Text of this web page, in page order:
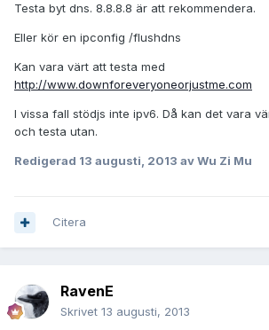
Testa byt dns. 8.8.8.8 är att rekommendera.
Eller kör en ipconfig /flushdns
Kan vara värt att testa med
http://www.downforeveryoneorjustme.com
I vissa fall stödjs inte ipv6. Då kan det vara
och testa utan.
Redigerad 13 augusti, 2013 av Wu Zi Mu
Citera
RavenE
Skrivet 13 augusti, 2013